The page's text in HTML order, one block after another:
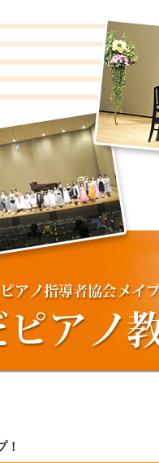
！